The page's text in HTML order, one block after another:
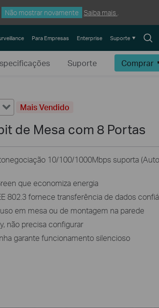
Não mostrar novamente Saiba mais
Para Empresas Enterprise Suporte
Suporte Comprar
Mais Vendido
de Mesa com 8 Portas
10/100/1000Mbps suporta (Auto
que economiza energia
802.3 fornece transferência de dados
em mesa ou de montagem na parede
não precisa configurar
garante funcionamento silencioso